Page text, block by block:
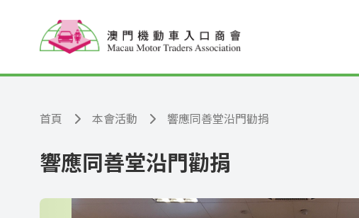
首頁 本會活動 響應同善堂沿門勸捐
響應同善堂沿門勸捐